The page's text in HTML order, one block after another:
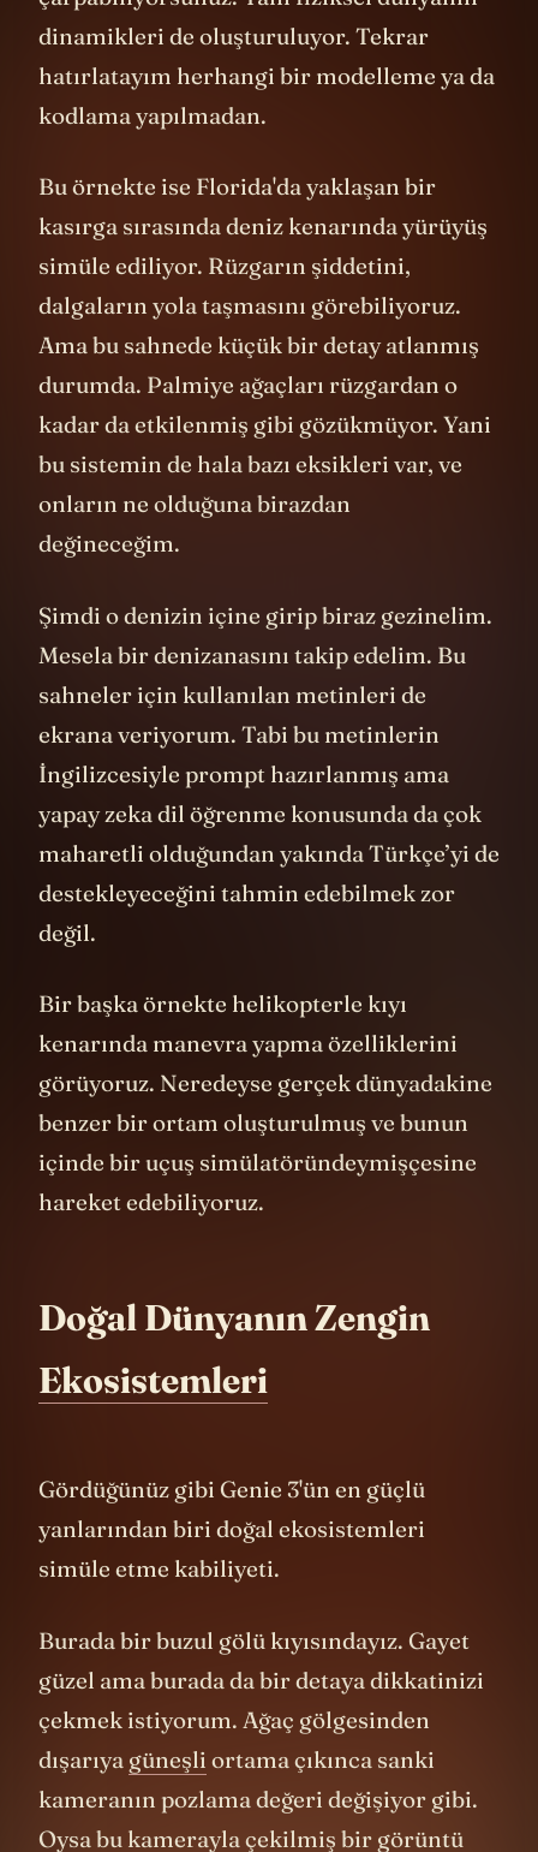
çarpabiliyorsunuz. Yani fiziksel dünyanın
dinamikleri de oluşturuluyor. Tekrar
hatırlatayım herhangi bir modelleme ya da
Bu örnekte ise Florida'da yaklaşan bir
kasırga sırasında deniz kenarında yürüyüş
simüle ediliyor. Rüzgarın şiddetini,
dalgaların yola taşmasını görebiliyoruz.
Ama bu sahnede küçük bir detay atlanmış
durumda. Palmiye ağaçları rüzgardan o
kadar da etkilenmiş gibi gözükmüyor. Yani
bu sistemin de hala bazı eksikleri var, ve
onların ne olduğuna birazdan
Şimdi o denizin içine girip biraz gezinelim.
Mesela bir denizanasını takip edelim. Bu
sahneler için kullanılan metinleri de
ekrana veriyorum. Tabi bu metinlerin
İngilizcesiyle prompt hazırlanmış ama
yapay zeka dil öğrenme konusunda da çok
maharetli olduğundan yakında Türkçe’yi de
destekleyeceğini tahmin edebilmek zor
Bir başka örnekte helikopterle kıyı
kenarında manevra yapma özelliklerini
görüyoruz. Neredeyse gerçek dünyadakine
benzer bir ortam oluşturulmuş ve bunun
içinde bir uçuş simülatöründeymişçesine
Doğal Dünyanın Zengin
Ekosistemleri
Gördüğünüz gibi Genie 3'ün en güçlü
yanlarından biri doğal ekosistemleri
Burada bir buzul gölü kıyısındayız. Gayet
güzel ama burada da bir detaya dikkatinizi
çekmek istiyorum. Ağaç gölgesinden
dışarıyagüneşliortama çıkınca sanki
kameranın pozlama değeri değişiyor gibi.